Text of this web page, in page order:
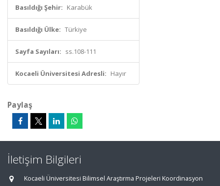
Basıldığı Şehir: Karabük
Basıldığı Ülke: Türkiye
Sayfa Sayıları: ss.108-111
Kocaeli Üniversitesi Adresli: Hayır
Paylaş
İletişim Bilgileri
Kocaeli Üniversitesi Bilimsel Araştırma Projeleri Koordinasyon